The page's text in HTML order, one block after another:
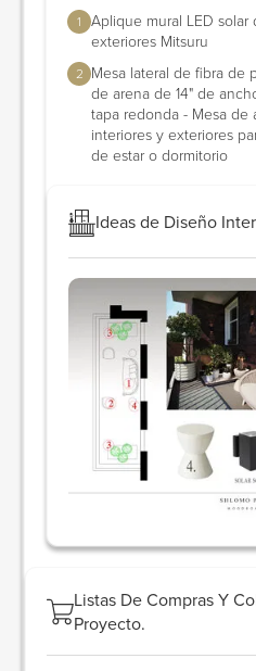
1 Aplique mural LED solar
exteriores Mitsuru
2 Mesa lateral de fibra de
de arena de 14" de
tapa redonda - Mesa de
interiores y exteriores
de estar o dormitorio
Ideas de Diseño
Listas De Compras Y
Proyecto.